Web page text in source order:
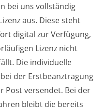
bei uns vollständig
aus. Diese steht
digital zur Verfügung,
Lizenz nicht
Die individuelle
der Erstbeanztragung
Post versendet. Bei der
bleibt die bereits